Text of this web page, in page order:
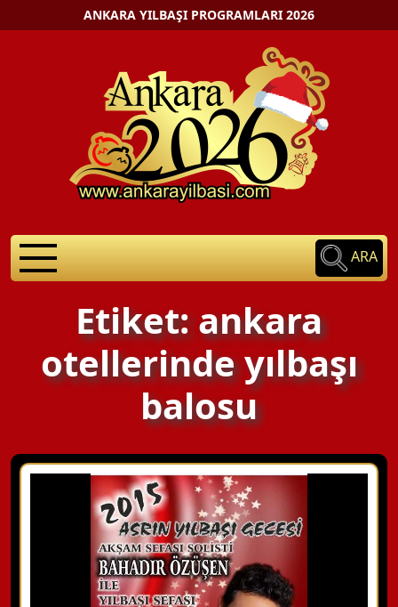
ANKARA YILBAŞI PROGRAMLARI 2026
ARA
Etiket: ankara
otellerinde yılbaşı
balosu